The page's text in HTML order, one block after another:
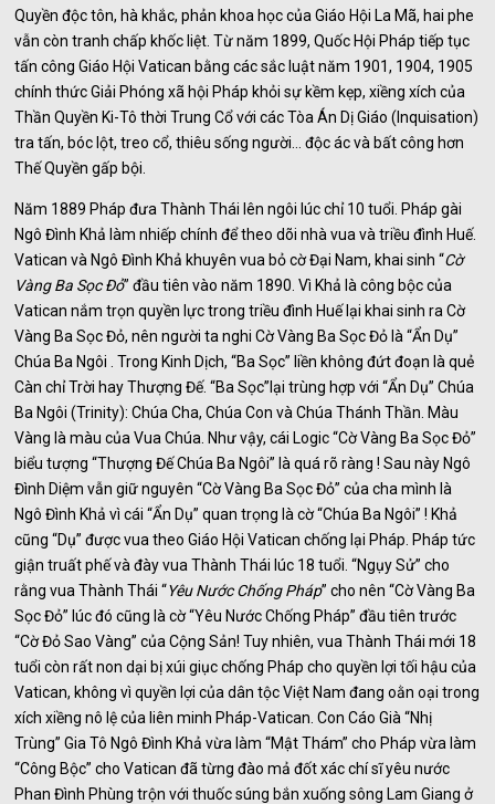
Quyền độc tôn, hà khắc, phản khoa học của Giáo Hội La Mã, hai phe
vẫn còn tranh chấp khốc liệt. Từ năm 1899, Quốc Hội Pháp tiếp tục
tấn công Giáo Hội Vatican bằng các sắc luật năm 1901, 1904, 1905
chính thức Giải Phóng xã hội Pháp khỏi sự kềm kẹp, xiềng xích của
Thần Quyền Ki-Tô thời Trung Cổ với các Tòa Án Dị Giáo (Inquisation)
tra tấn, bóc lột, treo cổ, thiêu sống người… độc ác và bất công hơn
Thế Quyền gấp bội.
Năm 1889 Pháp đưa Thành Thái lên ngôi lúc chỉ 10 tuổi. Pháp gài
Ngô Đình Khả làm nhiếp chính để theo dõi nhà vua và triều đình Huế.
Vatican và Ngô Đình Khả khuyên vua bỏ cờ Đại Nam, khai sinh “Cờ
Vàng Ba Sọc Đỏ” đầu tiên vào năm 1890. Vì Khả là công bộc của
Vatican nắm trọn quyền lực trong triều đình Huế lại khai sinh ra Cờ
Vàng Ba Sọc Đỏ, nên người ta nghi Cờ Vàng Ba Sọc Đỏ là “Ẩn Dụ”
Chúa Ba Ngôi . Trong Kinh Dịch, “Ba Sọc” liền không đứt đoạn là quẻ
Càn chỉ Trời hay Thượng Đế. “Ba Sọc”lại trùng hợp với “Ẩn Dụ” Chúa
Ba Ngôi (Trinity): Chúa Cha, Chúa Con và Chúa Thánh Thần. Màu
Vàng là màu của Vua Chúa. Như vậy, cái Logic “Cờ Vàng Ba Sọc Đỏ”
biểu tượng “Thượng Đế Chúa Ba Ngôi” là quá rõ ràng ! Sau này Ngô
Đình Diệm vẫn giữ nguyên “Cờ Vàng Ba Sọc Đỏ” của cha mình là
Ngô Đình Khả vì cái “Ẩn Dụ” quan trọng là cờ “Chúa Ba Ngôi” ! Khả
cũng “Dụ” được vua theo Giáo Hội Vatican chống lại Pháp. Pháp tức
giận truất phế và đày vua Thành Thái lúc 18 tuổi. “Ngụy Sử” cho
rằng vua Thành Thái “Yêu Nước Chống Pháp” cho nên “Cờ Vàng Ba
Sọc Đỏ” lúc đó cũng là cờ “Yêu Nước Chống Pháp” đầu tiên trước
“Cờ Đỏ Sao Vàng” của Cộng Sản! Tuy nhiên, vua Thành Thái mới 18
tuổi còn rất non dại bị xúi giục chống Pháp cho quyền lợi tối hậu của
Vatican, không vì quyền lợi của dân tộc Việt Nam đang oằn oại trong
xích xiềng nô lệ của liên minh Pháp-Vatican. Con Cáo Già “Nhị
Trùng” Gia Tô Ngô Đình Khả vừa làm “Mật Thám” cho Pháp vừa làm
“Công Bộc” cho Vatican đã từng đào mả đốt xác chí sĩ yêu nước
Phan Đình Phùng trộn với thuốc súng bắn xuống sông Lam Giang ở